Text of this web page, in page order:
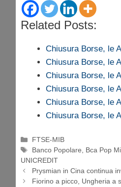
Related Posts:
Chiusura Borse, le
Chiusura Borse, le
Chiusura Borse, le
Chiusura Borse, le
Chiusura Borse, le
Chiusura Borse, le
Categorie
FTSE-MIB
Tag
Banco Popolare Bca Pop
UNICREDIT
Prysmian in Cina continua
Fiorino a picco, Ungheria a